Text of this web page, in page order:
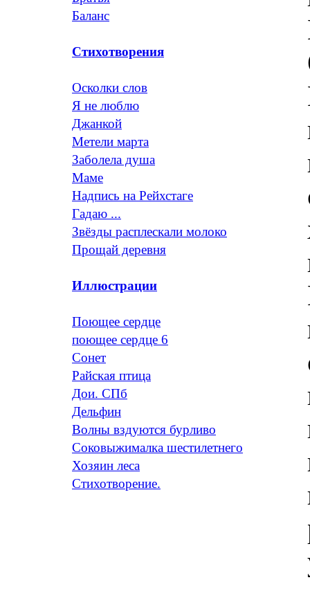
Баланс
Стихотворения
Осколки слов
Я не люблю
Джанкой
Метели марта
Заболела душа
Маме
Надпись на Рейхстаге
Гадаю ...
Звёзды расплескали молоко
Прощай деревня
Иллюстрации
Поющее сердце
поющее сердце 6
Сонет
Райская птица
Дои. СПб
Дельфин
Волны вздуются бурливо
Соковыжималка шестилетнего
Хозяин леса
Стихотворение.